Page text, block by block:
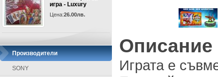
игра - Luxury
Цена:26.00лв.
Производители
SONY
Описание
Играта е